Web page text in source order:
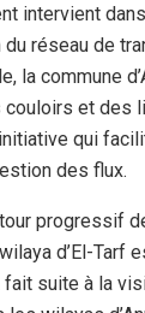
intervient
réseau de
la commune
couloirs et des
qui
des flux.
progressif
d’El-Tarf
suite à la